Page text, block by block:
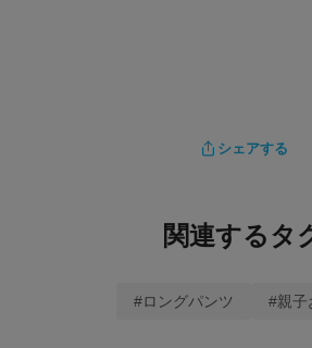
シェアする
関連するタ
#ロングパンツ #親子